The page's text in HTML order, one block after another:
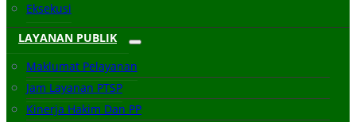
Eksekusi
LAYANAN PUBLIK
Maklumat Pelayanan
Jam Layanan PTSP
Kinerja Hakim Dan PP